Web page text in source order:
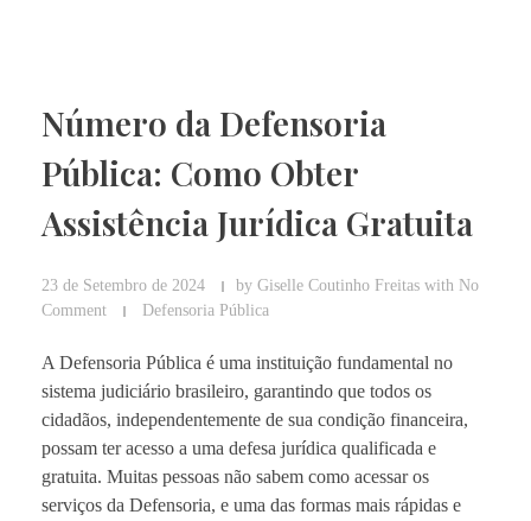
Número da Defensoria
Pública: Como Obter
Assistência Jurídica Gratuita
23 de Setembro de 2024 by Giselle Coutinho Freitas with No
Comment
Defensoria Pública
A Defensoria Pública é uma instituição fundamental no
sistema judiciário brasileiro, garantindo que todos os
cidadãos, independentemente de sua condição financeira,
possam ter acesso a uma defesa jurídica qualificada e
gratuita. Muitas pessoas não sabem como acessar os
serviços da Defensoria, e uma das formas mais rápidas e